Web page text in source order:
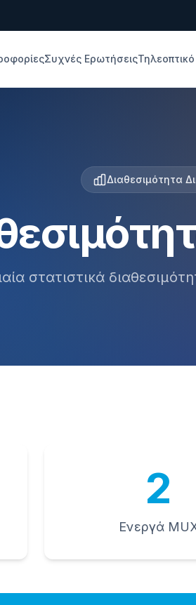
Συχνές Ερωτήσεις
Διαθεσιμότητα
στατιστικά
2
Ενεργά